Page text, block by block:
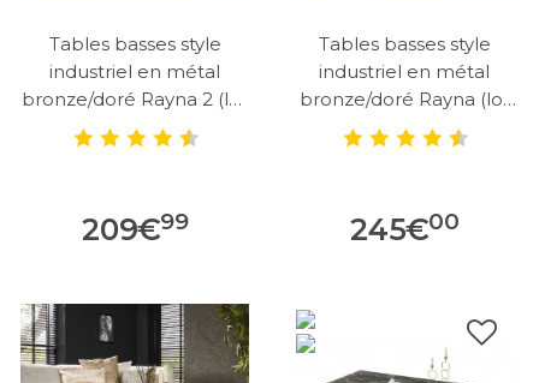
Tables basses style
industriel en métal
bronze/doré Rayna 2 (lot
de 2)
209€99
Tables basses style
industriel en métal
bronze/doré Rayna (lot
de 2)
245€00